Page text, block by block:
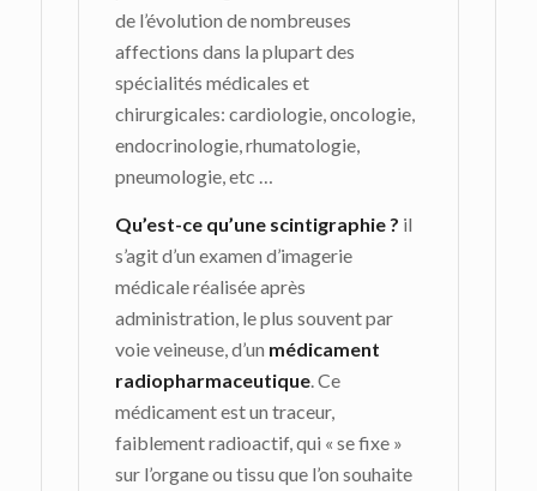
de l’évolution de nombreuses
affections dans la plupart des
spécialités médicales et
chirurgicales: cardiologie, oncologie,
endocrinologie, rhumatologie,
pneumologie, etc …
Qu’est-ce qu’une scintigraphie ? il
s’agit d’un examen d’imagerie
médicale réalisée après
administration, le plus souvent par
voie veineuse, d’un médicament
radiopharmaceutique. Ce
médicament est un traceur,
faiblement radioactif, qui « se fixe »
sur l’organe ou tissu que l’on souhaite